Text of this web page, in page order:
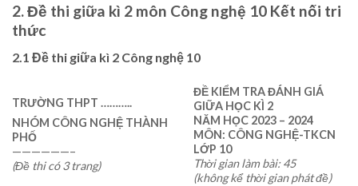
2. Đề thi giữa kì 2 môn Công nghệ 10 Kết nối tri
thức
2.1 Đề thi giữa kì 2 Công nghệ 10
TRƯỜNG THPT ………..
NHÓM CÔNG NGHỆ THÀNH
PHỐ
——————–
(Đề thi có 3 trang)
ĐỀ KIỂM TRA ĐÁNH GIÁ
GIỮA HỌC KÌ 2
NĂM HỌC 2023 – 2024
MÔN: CÔNG NGHỆ-TKCN
LỚP 10
Thời gian làm bài: 45
(không kể thời gian phát đề)